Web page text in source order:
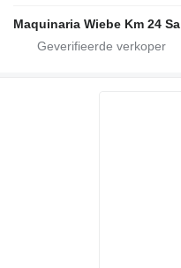
Maquinaria Wiebe Km 24 Sa